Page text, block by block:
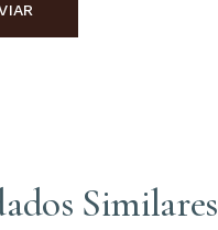
Similares